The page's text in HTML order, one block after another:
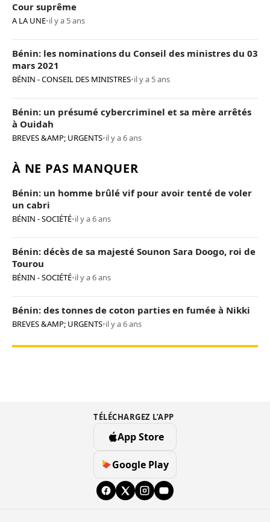
Cour suprême
A LA UNE•il y a 5 ans
Bénin: les nominations du Conseil des ministres du 03
mars 2021
BÉNIN - CONSEIL DES MINISTRES•il y a 5 ans
Bénin: un présumé cybercriminel et sa mère arrêtés
à Ouidah
BREVES &AMP; URGENTS•il y a 6 ans
À NE PAS MANQUER
Bénin: un homme brûlé vif pour avoir tenté de voler
un cabri
BÉNIN - SOCIÉTÉ•il y a 6 ans
Bénin: décès de sa majesté Sounon Sara Doogo, roi de
Tourou
BÉNIN - SOCIÉTÉ•il y a 6 ans
Bénin: des tonnes de coton parties en fumée à Nikki
BREVES &AMP; URGENTS•il y a 6 ans
TÉLÉCHARGEZ L’APP
App Store
Google Play